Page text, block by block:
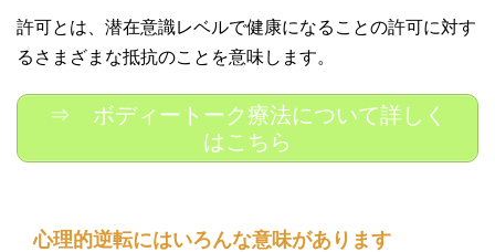
許可とは、潜在意識レベルで健康になることの許可に対す
るさまざまな抵抗のことを意味します。
⇒ ボディートーク療法について詳しく
はこちら
心理的逆転にはいろんな意味があります